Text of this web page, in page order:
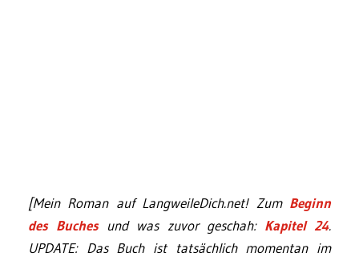
[Mein Roman auf LangweileDich.net! Zum Beginn
des Buchesund was zuvor geschah: Kapitel 24.
UPDATE: Das Buch ist tatsächlich momentan im